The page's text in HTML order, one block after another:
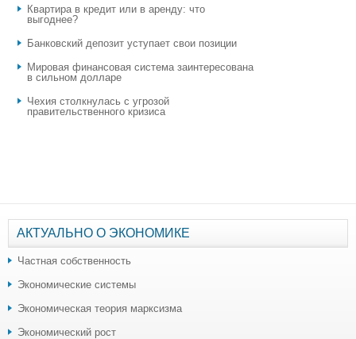
Квартира в кредит или в аренду: что
выгоднее?
​Банковский депозит уступает свои позиции
Мировая финансовая система заинтересована
в сильном долларе
Чехия столкнулась с угрозой
правительственного кризиса
АКТУАЛЬНО О ЭКОНОМИКЕ
Частная собственность
Экономические системы
Экономическая теория марксизма
Экономический рост